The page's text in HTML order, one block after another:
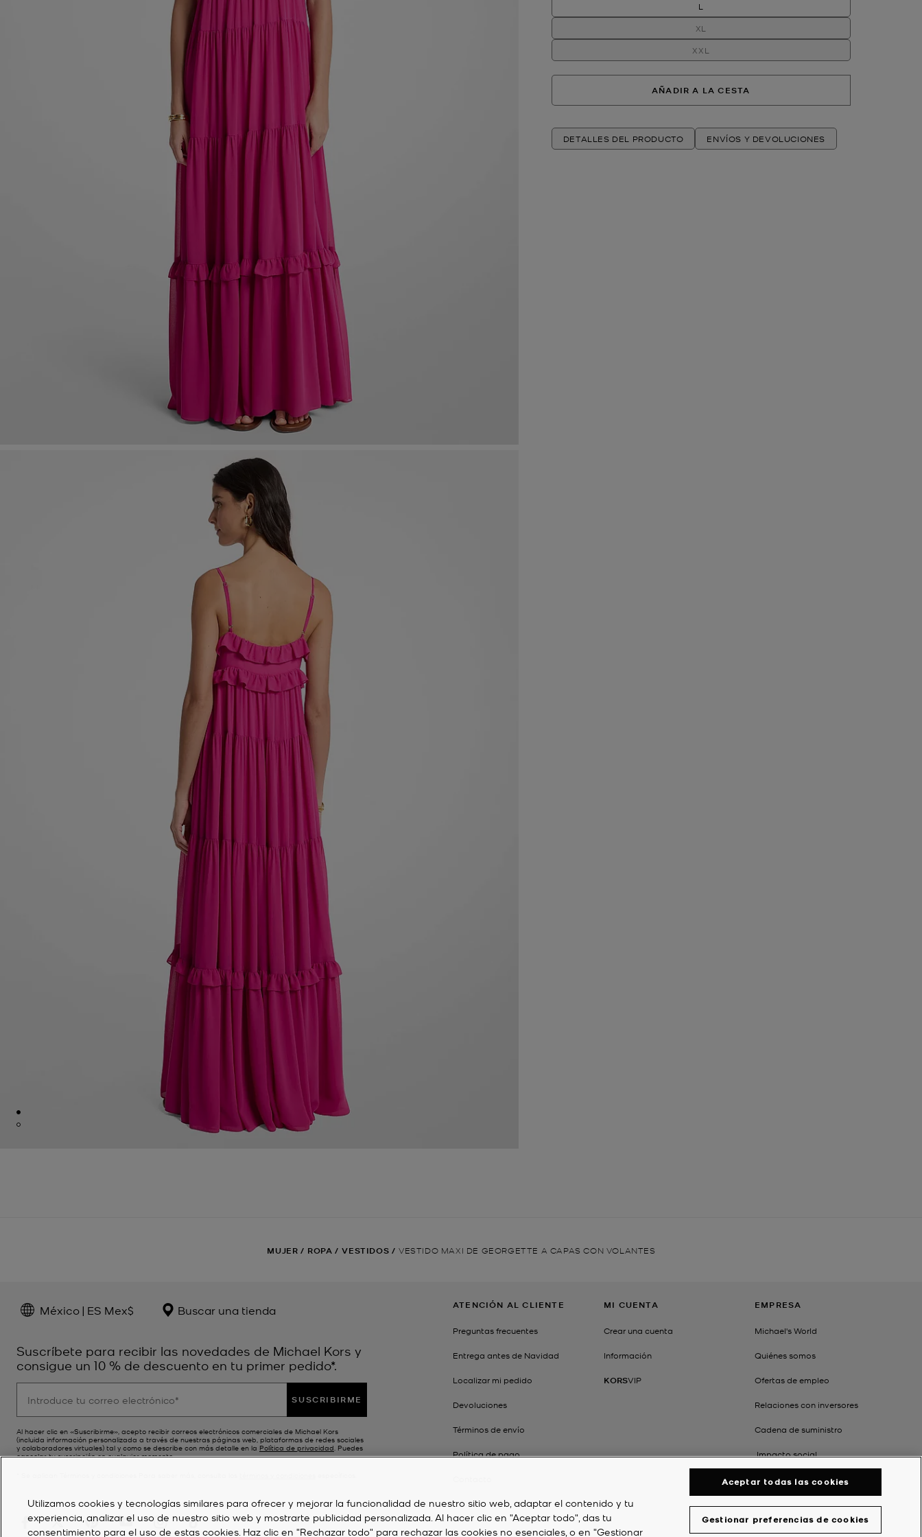
L
XL
XXL
AÑADIR A LA CESTA
DETALLES DEL PRODUCTO ENVÍOS Y DEVOLUCIONES
MUJER / ROPA / VESTIDOS / VESTIDO MAXI DE GEORGETTE A CAPAS CON VOLANTES
México | ES Mex$ Buscar una tienda
Suscríbete para recibir las novedades de Michael Kors y
consigue un 10 % de descuento en tu primer pedido*.
SUSCRIBIRME
Al hacer clic en «Suscribirme», acepto recibir correos electrónicos comerciales de Michael Kors
(incluida información personalizada a través de nuestras páginas web, plataformas de redes sociales
y colaboradores virtuales) tal y como se describe con más detalle en la Política de privacidad. Puedes
cancelar tu suscripción en cualquier momento.
ATENCIÓN AL CLIENTE
Preguntas frecuentes
Entrega antes de Navidad
Localizar mi pedido
Devoluciones
Términos de envío
Política de pago
MI CUENTA
Crear una cuenta
Información
KORSVIP
EMPRESA
Michael's World
Quiénes somos
Ofertas de empleo
Relaciones con inversores
Cadena de suministro
Impacto social
Utilizamos cookies y tecnologías similares para ofrecer y mejorar la funcionalidad de nuestro sitio web, adaptar el contenido y tu
experiencia, analizar el uso de nuestro sitio web y mostrarte publicidad personalizada. Al hacer clic en "Aceptar todo", das tu
consentimiento para el uso de estas cookies. Haz clic en "Rechazar todo" para rechazar las cookies no esenciales, o en "Gestionar
Gestionar preferencias de cookies
Aceptar todas las cookies